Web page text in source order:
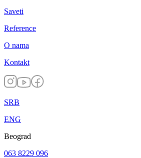
Saveti
Reference
O nama
Kontakt
SRB
ENG
Beograd
063 8229 096